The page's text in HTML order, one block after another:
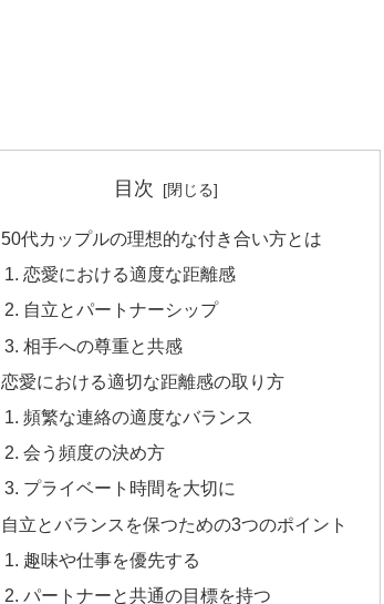
目次
50代カップルの理想的な付き合い方とは
恋愛における適度な距離感
自立とパートナーシップ
相手への尊重と共感
恋愛における適切な距離感の取り方
頻繁な連絡の適度なバランス
会う頻度の決め方
プライベート時間を大切に
自立とバランスを保つための3つのポイント
趣味や仕事を優先する
パートナーと共通の目標を持つ